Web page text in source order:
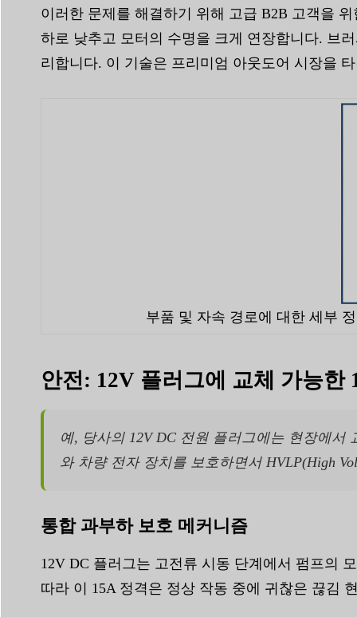
이러한 문제를 해결하기 위해 고급 B2B 고객을
하로 낮추고 모터의 수명을 크게 연장합니다. 브
리합니다. 이 기술은 프리미엄 아웃도어 시장을
부품 및 자속 경로에 대한 세부
안전: 12V 플러그에 교체 가능한
예, 당사의 12V DC 전원 플러그에는 현장에
와 차량 전자 장치를 보호하면서 HVLP(High
통합 과부하 보호 메커니즘
12V DC 플러그는 고전류 시동 단계에서 펌프의
따라 이 15A 정격은 정상 작동 중에 귀찮은 끊김